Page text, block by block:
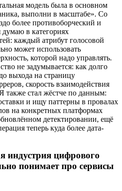
модель была в основном
выполни в масштабе». Со
более противоборческий и
думаю в категориях
каждый атрибут голосовой
может использовать
которой надо управлять.
не задумывается: как долго
выхода на страницу
скорость взаимодействия
стал жёстче по данным:
и ищу паттерны в провалах
на конкретных платформах
детектировании, ещё
теперь куда более дата-
индустрия цифрового
понимает про сервисы